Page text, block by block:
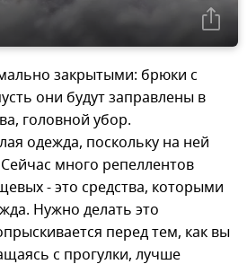
закрытыми: брюки с
они будут заправлены в
головной убор.
одежда, поскольку на ней
много репеллентов
- это средства, которыми
Нужно делать это
перед тем, как вы
с прогулки, лучше